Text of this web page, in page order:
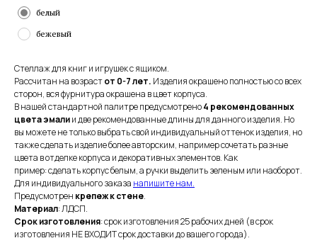
белый
бежевый
Стеллаж для книг и игрушек c ящиком.
Рассчитан на возрастот 0-7 лет. Изделия окрашено полностью со всех
сторон, вся фурнитура окрашена в цвет корпуса.
В нашей стандартной палитре предусмотрено4 рекомендованных
цвета эмалии две рекомендованные длины для данного изделия. Но
вы можете не только выбрать свой индивидуальный оттенок изделия, но
также сделать изделие более авторским, например сочетать разные
цвета в отделке корпуса и декоративных элементов. Как
пример: сделать корпус белым, а ручки выделить зеленым или наоборот.
Для индивидуального заказа напишите нам.
Предусмотрен крепеж к стене.
Материал: ЛДСП.
Срок изготовления: срок изготовления 25 рабочих дней (в срок
изготовления НЕ ВХОДИТ срок доставки до вашего города).